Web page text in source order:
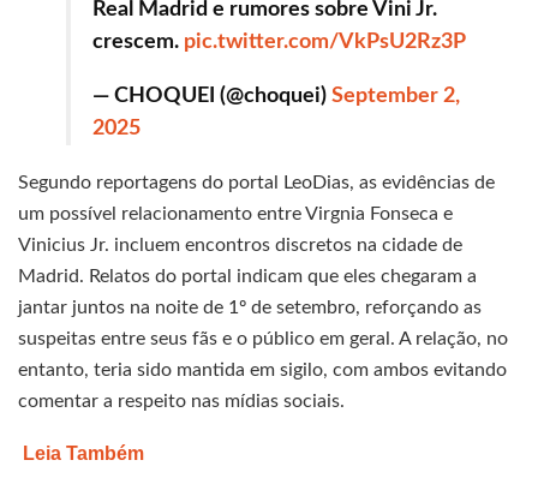
Real Madrid e rumores sobre Vini Jr.
crescem. pic.twitter.com/VkPsU2Rz3P
— CHOQUEI (@choquei) September 2,
2025
Segundo reportagens do portal LeoDias, as evidências de
um possível relacionamento entre Virgnia Fonseca e
Vinicius Jr. incluem encontros discretos na cidade de
Madrid. Relatos do portal indicam que eles chegaram a
jantar juntos na noite de 1º de setembro, reforçando as
suspeitas entre seus fãs e o público em geral. A relação, no
entanto, teria sido mantida em sigilo, com ambos evitando
comentar a respeito nas mídias sociais.
Leia Também